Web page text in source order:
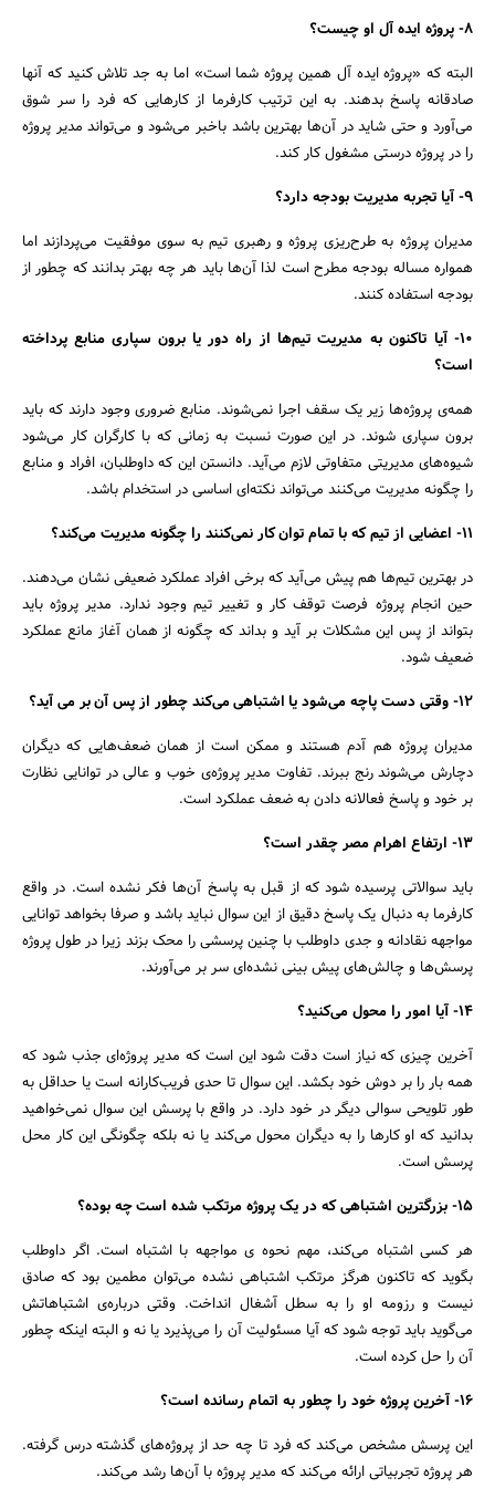
8- پروژه ایده آل او چیست؟
البته که «پروژه ایده آل همین پروژه شما است» اما به جد تلاش کنید که آنها
صادقانه پاسخ بدهند. به این ترتیب کارفرما از کارهایی که فرد را سر شوق
می‌آورد و حتی شاید در آن‌ها بهترین باشد باخبر می‌شود و می‌تواند مدیر پروژه
را در پروژه درستی مشغول کار کند.
9- آیا تجربه مدیریت بودجه دارد؟
مدیران پروژه به طرح‌ریزی پروژه و رهبری تیم به سوی موفقیت می‌پردازند اما
همواره مساله بودجه مطرح است لذا آن‌ها باید هر چه بهتر بدانند که چطور از
بودجه استفاده کنند.
10- آیا تاکنون به مدیریت تیم‌ها از راه دور یا برون سپاری منابع پرداخته
است؟
همه‌ی پروژه‌ها زیر یک سقف اجرا نمی‌شوند. منابع ضروری وجود دارند که باید
برون سپاری شوند. در این صورت نسبت به زمانی که با کارگران کار می‌شود
شیوه‌های مدیریتی متفاوتی لازم می‌آید. دانستن این که داوطلبان، افراد و منابع
را چگونه مدیریت می‌کنند می‌تواند نکته‌ای اساسی در استخدام باشد.
11- اعضایی از تیم که با تمام توان کار نمی‌کنند را چگونه مدیریت می‌کند؟
در بهترین تیم‌ها هم پیش می‌آید که برخی افراد عملکرد ضعیفی نشان می‌دهند.
حین انجام پروژه فرصت توقف کار و تغییر تیم وجود ندارد. مدیر پروژه باید
بتواند از پس این مشکلات بر آید و بداند که چگونه از همان آغاز مانع عملکرد
ضعیف شود.
12- وقتی دست پاچه می‌شود یا اشتباهی می‌کند چطور از پس آن بر می آید؟
مدیران پروژه هم آدم هستند و ممکن است از همان ضعف‌هایی که دیگران
دچارش می‌شوند رنج ببرند. تفاوت مدیر پروژه‌ی خوب و عالی در توانایی نظارت
بر خود و پاسخ فعالانه دادن به ضعف عملکرد است.
13- ارتفاع اهرام مصر چقدر است؟
باید سوالاتی پرسیده شود که از قبل به پاسخ آن‌ها فکر نشده است. در واقع
کارفرما به دنبال یک پاسخ دقیق از این سوال نباید باشد و صرفا بخواهد توانایی
مواجهه نقادانه و جدی داوطلب با چنین پرسشی را محک بزند زیرا در طول پروژه
پرسش‌ها و چالش‌های پیش بینی نشده‌ای سر بر می‌آورند.
14- آیا امور را محول می‌کنید؟
آخرین چیزی که نیاز است دقت شود این است که مدیر پروژه‌ای جذب شود که
همه بار را بر دوش خود بکشد. این سوال تا حدی فریب‌کارانه است یا حداقل به
طور تلویحی سوالی دیگر در خود دارد. در واقع با پرسش این سوال نمی‌خواهید
بدانید که او کارها را به دیگران محول می‌کند یا نه بلکه چگونگی این کار محل
پرسش است.
15- بزرگترین اشتباهی که در یک پروژه مرتکب شده‌ است چه بوده؟
هر کسی اشتباه می‌کند، مهم نحوه ی مواجهه با اشتباه است. اگر داوطلب
بگوید که تاکنون هرگز مرتکب اشتباهی نشده می‌توان مطمین بود که صادق
نیست و رزومه او را به سطل آشغال انداخت. وقتی درباره‌ی اشتباهاتش
می‌گوید باید توجه شود که آیا مسئولیت آن را می‌پذیرد یا نه و البته اینکه چطور
آن را حل کرده است.
16- آخرین پروژه خود را چطور به اتمام رسانده است؟
این پرسش مشخص می‌کند که فرد تا چه حد از پروژه‌های گذشته درس گرفته.
هر پروژه تجربیاتی ارائه می‌کند که مدیر پروژه با آن‌ها رشد می‌کند.